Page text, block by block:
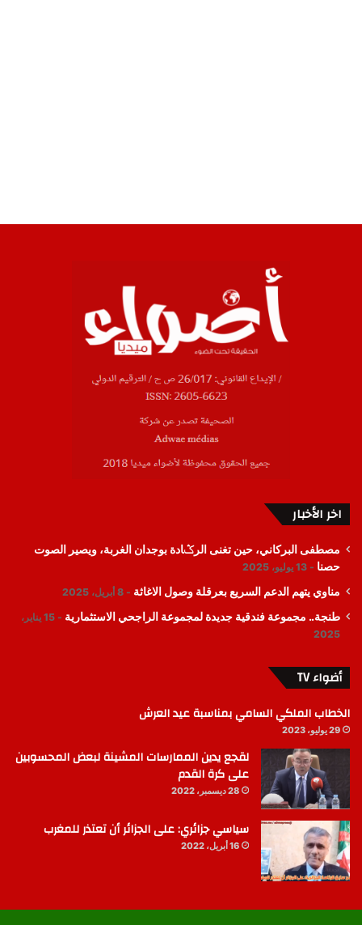
اخر الأخبار
مصطفى البركاني، حين تغنى الرݣادة بوجدان الغربة، ويصير الصوت
حصنا
13 يوليو، 2025
مناوي يتهم الدعم السريع بعرقلة وصول الاغاثة 8 أبريل، 2025
طنجة.. مجموعة فندقية جديدة لمجموعة الراجحي الاستثمارية
15 يناير،
2025
أضواء TV
الخطاب الملكي السامي بمناسبة عيد العرش
29 يوليو، 2023
لقجع يدين الممارسات المشينة لبعض المحسوبين
على كرة القدم
28 ديسمبر، 2022
سياسي جزائري: على الجزائر أن تعتذر للمغرب
16 أبريل، 2022